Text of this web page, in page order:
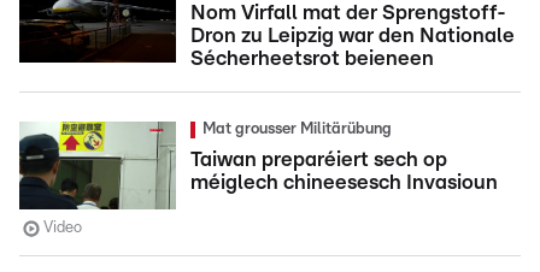
Nom Virfall mat der Sprengstoff-
Dron zu Leipzig war den Nationale
Sécherheetsrot beieneen
Mat grousser Militärübung
Taiwan preparéiert sech op
méiglech chineesesch Invasioun
Video